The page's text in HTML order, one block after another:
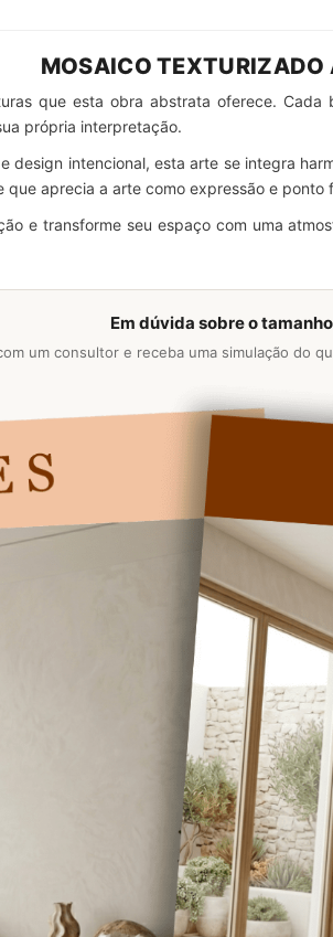
MOSAICO TEXTURIZADO
que esta obra abstrata oferece.
própria interpretação.
intencional, esta arte se integra
aprecia a arte como expressão e ponto
e transforme seu espaço com uma
Em dúvida sobre o
um consultor e receba uma simulação do